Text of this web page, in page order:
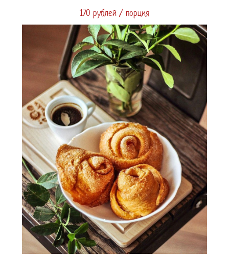
170 рублей / порция